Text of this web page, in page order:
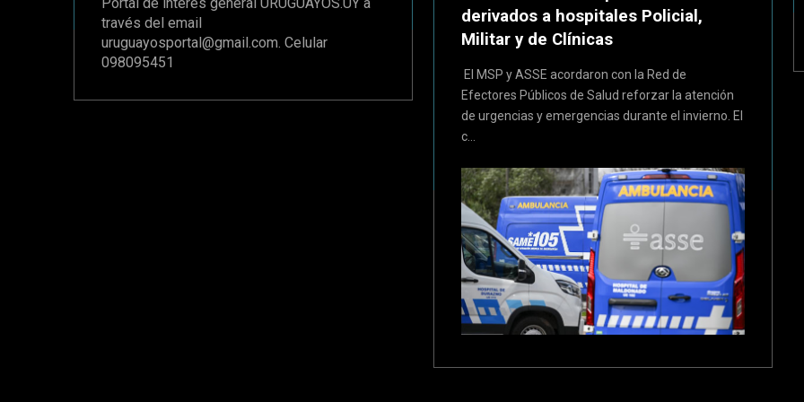
través del email
uruguayosportal@gmail.com. Celular
098095451
derivados a hospitales Policial,
Militar y de Clínicas
El MSP y ASSE acordaron con la Red de
Efectores Públicos de Salud reforzar la atención
de urgencias y emergencias durante el invierno. El
c...